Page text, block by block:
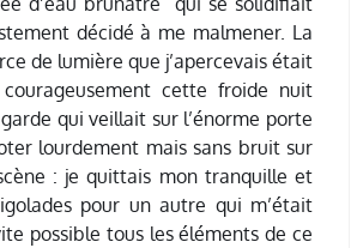
décidé à me malmener. La
de lumière que j’apercevais était
cette froide nuit
qui veillait sur l’énorme porte
lourdement mais sans bruit sur
: je quittais mon tranquille et
pour un autre qui m’était
possible tous les éléments de ce